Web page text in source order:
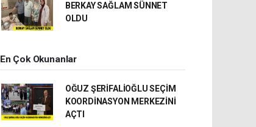
BERKAY SAĞLAM SÜNNET
OLDU
En Çok Okunanlar
OĞUZ ŞERİFALİOĞLU SEÇİM
KOORDİNASYON MERKEZİNİ
AÇTI